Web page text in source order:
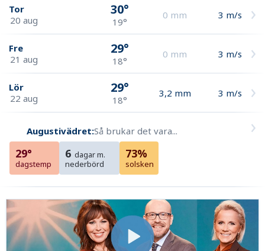
Tor
20 aug
30°
19°
0 mm 3 m/s
Fre
21 aug
29°
18°
0 mm 3 m/s
Lör
22 aug
29°
18°
3,2 mm 3 m/s
Augustivädret:Så brukar det vara...
29°
dagstemp
6 dagar m.
nederbörd
73%
solsken